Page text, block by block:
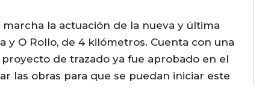
la actuación de la nueva y última
y O Rollo, de 4 kilómetros. Cuenta con una
de trazado ya fue aprobado en el
las obras para que se puedan iniciar este